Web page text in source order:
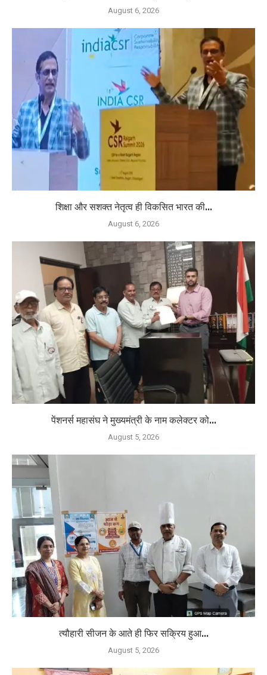
August 6, 2026
शिक्षा और सशक्त नेतृत्व ही विकसित भारत की...
August 6, 2026
पेंशनर्स महासंघ ने मुख्यमंत्री के नाम कलेक्टर को...
August 5, 2026
त्यौहारी सीजन के आते ही फिर सक्रिय हुआ...
August 5, 2026